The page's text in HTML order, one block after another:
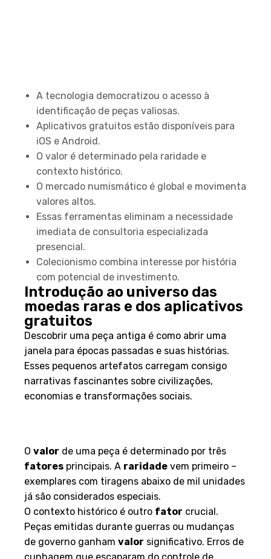
A tecnologia democratizou o acesso à
identificação de peças valiosas.
Aplicativos gratuitos estão disponíveis para
iOS e Android.
O valor é determinado pela raridade e
contexto histórico.
O mercado numismático é global e movimenta
valores altos.
Essas ferramentas eliminam a necessidade
imediata de consultoria especializada
presencial.
Colecionismo combina interesse por história
com potencial de investimento.
Introdução ao universo das
moedas raras e dos aplicativos
gratuitos
Descobrir uma peça antiga é como abrir uma
janela para épocas passadas e suas histórias.
Esses pequenos artefatos carregam consigo
narrativas fascinantes sobre civilizações,
economias e transformações sociais.
O valor de uma peça é determinado por três
fatores principais. A raridade vem primeiro –
exemplares com tiragens abaixo de mil unidades
já são considerados especiais.
O contexto histórico é outro fator crucial.
Peças emitidas durante guerras ou mudanças
de governo ganham valor significativo. Erros de